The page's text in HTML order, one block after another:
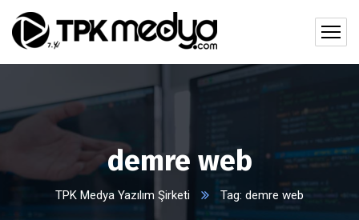
demre web
TPK Medya Yazılım Şirketi Tag: demre web